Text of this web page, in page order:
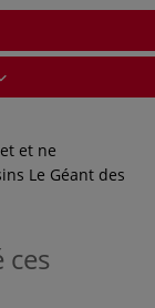
et ne
Le Géant des
ces